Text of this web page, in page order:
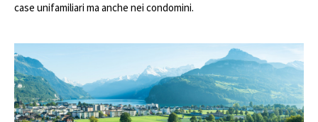
case unifamiliari ma anche nei condomini.